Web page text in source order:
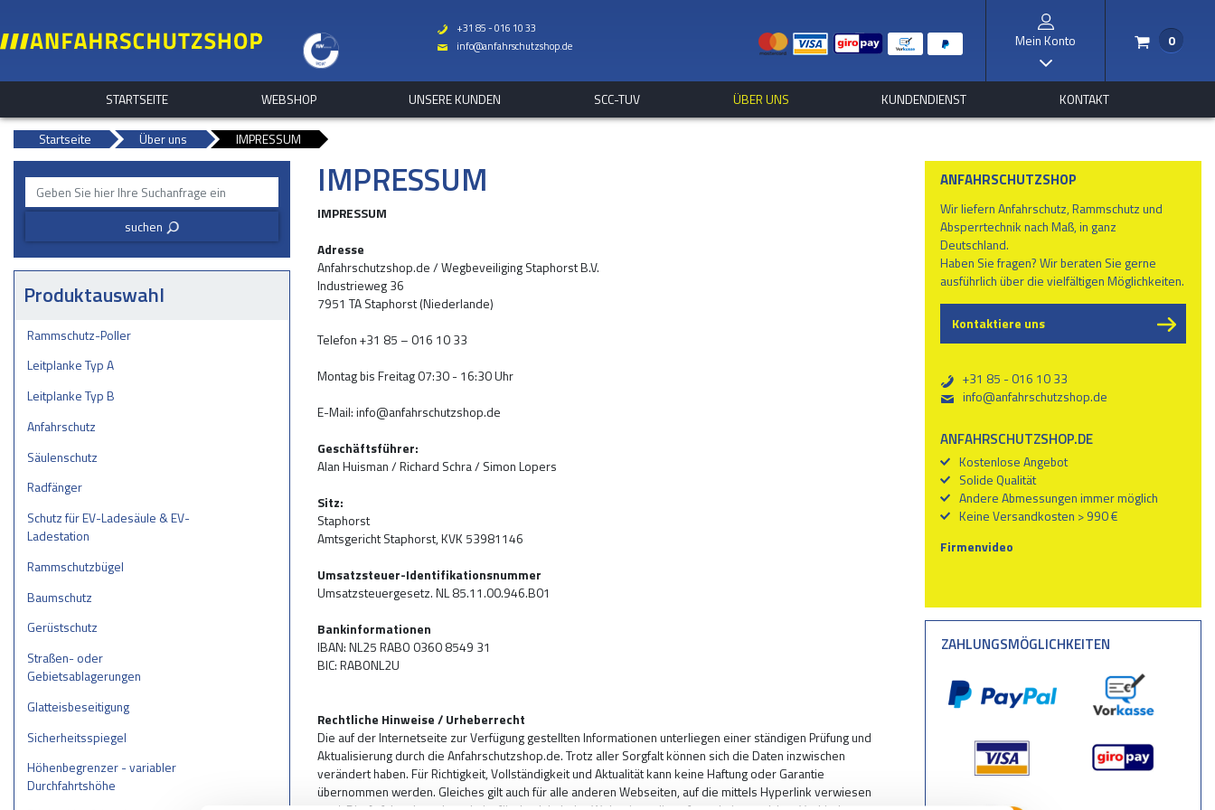
b +31 85 - 016 10 33
% info@anfahrschutzshop.de Mein Konto
I
/ 0
STARTSEITE WEBSHOP UNSERE KUNDEN SCC-TUV ÜBER UNS KUNDENDIENST KONTAKT
Startseite Über uns IMPRESSUM
suchen 3
Produktauswahl
Rammschutz-Poller
Leitplanke Typ A
Leitplanke Typ B
Anfahrschutz
Säulenschutz
Radfänger
Schutz für EV-Ladesäule & EV-
Ladestation
Rammschutzbügel
Baumschutz
Gerüstschutz
Straßen- oder
Gebietsablagerungen
Glatteisbeseitigung
Sicherheitsspiegel
Höhenbegrenzer - variabler
Durchfahrtshöhe
IMPRESSUM
IMPRESSUM
Adresse
Anfahrschutzshop.de / Wegbeveiliging Staphorst B.V.
Industrieweg 36
7951 TA Staphorst (Niederlande)
Telefon +31 85 – 016 10 33
Montag bis Freitag 07:30 - 16:30 Uhr
E-Mail: info@anfahrschutzshop.de
Geschäftsführer:
Alan Huisman / Richard Schra / Simon Lopers
Sitz:
Staphorst
Amtsgericht Staphorst, KVK 53981146
Umsatzsteuer-Identifikationsnummer
Umsatzsteuergesetz. NL 85.11.00.946.B01
Bankinformationen
IBAN: NL25 RABO 0360 8549 31
BIC: RABONL2U
Rechtliche Hinweise / Urheberrecht
Die auf der Internetseite zur Verfügung gestellten Informationen unterliegen einer ständigen Prüfung und
Aktualisierung durch die Anfahrschutzshop.de. Trotz aller Sorgfalt können sich die Daten inzwischen
verändert haben. Für Richtigkeit, Vollständigkeit und Aktualität kann keine Haftung oder Garantie
übernommen werden. Gleiches gilt auch für alle anderen Webseiten, auf die mittels Hyperlink verwiesen
ANFAHRSCHUTZSHOP
Wir liefern Anfahrschutz, Rammschutz und
Absperrtechnik nach Maß, in ganz
Deutschland.
Haben Sie fragen? Wir beraten Sie gerne
ausführlich über die vielfältigen Möglichkeiten.
Kontaktiere uns
b +31 85 - 016 10 33
% info@anfahrschutzshop.de
ANFAHRSCHUTZSHOP.DE
Kostenlose Angebot
Solide Qualität
Andere Abmessungen immer möglich
Keine Versandkosten > 990 €
Firmenvideo
ZAHLUNGSMÖGLICHKEITEN